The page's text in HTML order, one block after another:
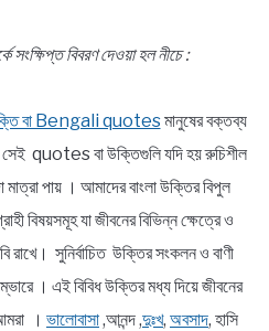
সংক্ষিপ্ত বিবরণ দেওয়া হল নীচে :
বা Bengali quotesমানুষের বক্তব্য
সেই quotes বা উক্তিগুলি যদি হয় রুচিশীল
মাত্রা পায় । আমাদের বাংলা উক্তির বিপুল
বিষয়সমূহ যা জীবনের বিভিন্ন ক্ষেত্রে ও
রাখে। সুনির্বাচিত উক্তির সংকলন ও বাণী
। এই বিবিধ উক্তির মধ্য দিয়ে জীবনের
। ভালোবাসা,আনন্দ ,দুঃখ, অবসাদ, হাসি